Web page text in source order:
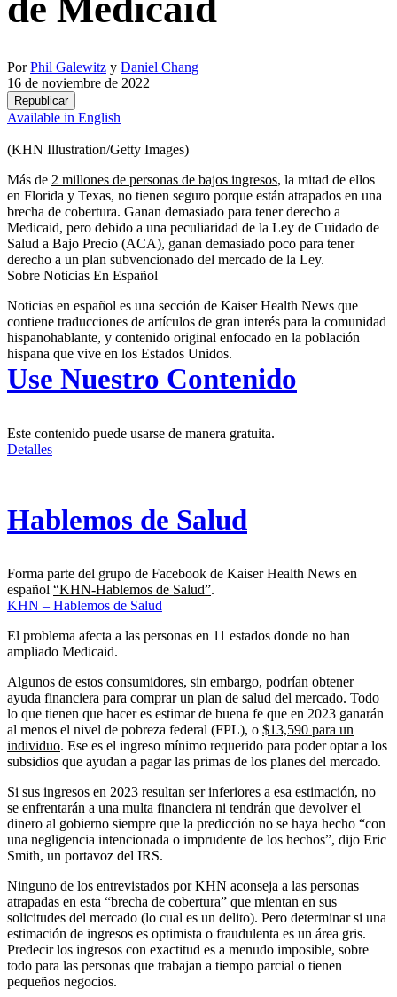
PorPhil Galewitz y Daniel Chang
16 de noviembre de 2022
Republicar
Available in English
(KHN Illustration/Getty Images)
Más de 2 millones de personas de bajos ingresos, la mitad de ellos
en Florida y Texas, no tienen seguro porque están atrapados en una
brecha de cobertura. Ganan demasiado para tener derecho a
Medicaid, pero debido a una peculiaridad de la Ley de Cuidado de
Salud a Bajo Precio (ACA), ganan demasiado poco para tener
derecho a un plan subvencionado del mercado de la Ley.
Sobre Noticias En Español
Noticias en español es una sección de Kaiser Health News que
contiene traducciones de artículos de gran interés para la comunidad
hispanohablante, y contenido original enfocado en la población
hispana que vive en los Estados Unidos.
Use Nuestro Contenido
Este contenido puede usarse de manera gratuita.
Detalles
Hablemos de Salud
Forma parte del grupo de Facebook de Kaiser Health News en
español “KHN-Hablemos de Salud”.
KHN – Hablemos de Salud
El problema afecta a las personas en 11 estados donde no han
ampliado Medicaid.
Algunos de estos consumidores, sin embargo, podrían obtener
ayuda financiera para comprar un plan de salud del mercado. Todo
lo que tienen que hacer es estimar de buena fe que en 2023 ganarán
al menos el nivel de pobreza federal (FPL), o $13,590 para un
individuo. Ese es el ingreso mínimo requerido para poder optar a los
subsidios que ayudan a pagar las primas de los planes del mercado.
Si sus ingresos en 2023 resultan ser inferiores a esa estimación, no
se enfrentarán a una multa financiera ni tendrán que devolver el
dinero al gobierno siempre que la predicción no se haya hecho “con
una negligencia intencionada o imprudente de los hechos”, dijo Eric
Smith, un portavoz del IRS.
Ninguno de los entrevistados por KHN aconseja a las personas
atrapadas en esta “brecha de cobertura” que mientan en sus
solicitudes del mercado (lo cual es un delito). Pero determinar si una
estimación de ingresos es optimista o fraudulenta es un área gris.
Predecir los ingresos con exactitud es a menudo imposible, sobre
todo para las personas que trabajan a tiempo parcial o tienen
pequeños negocios.